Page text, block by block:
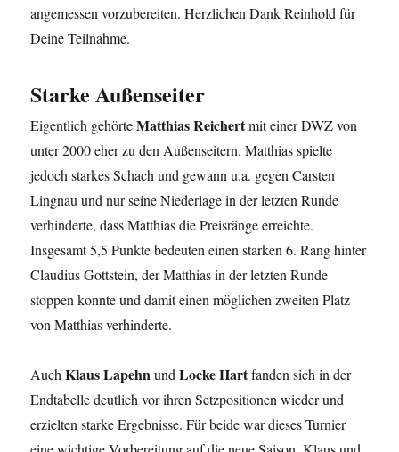
angemessen vorzubereiten. Herzlichen Dank Reinhold für
Deine Teilnahme.
Starke Außenseiter
Eigentlich gehörteMatthias Reichertmit einer DWZ von
unter 2000 eher zu den Außenseitern. Matthias spielte
jedoch starkes Schach und gewann u.a. gegen Carsten
Lingnau und nur seine Niederlage in der letzten Runde
verhinderte, dass Matthias die Preisränge erreichte.
Insgesamt 5,5 Punkte bedeuten einen starken 6. Rang hinter
Claudius Gottstein, der Matthias in der letzten Runde
stoppen konnte und damit einen möglichen zweiten Platz
von Matthias verhinderte.
AuchKlaus LapehnundLocke Hartfanden sich in der
Endtabelle deutlich vor ihren Setzpositionen wieder und
erzielten starke Ergebnisse. Für beide war dieses Turnier